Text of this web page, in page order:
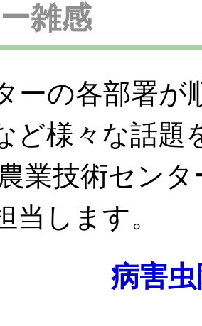
雑感
ーの各部署が
ど様々な話題
農業技術セ
します。
病害